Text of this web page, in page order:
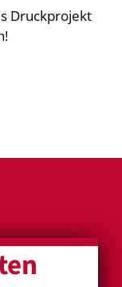
Druckprojekt